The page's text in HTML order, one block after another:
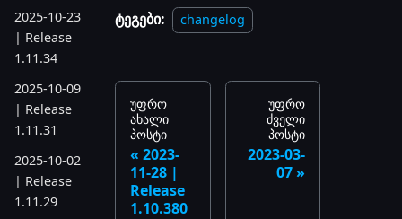
2025-10-23
| Release
1.11.34
2025-10-09
| Release
1.11.31
2025-10-02
| Release
1.11.29
ტეგები: changelog
უფრო
ახალი
პოსტი
2023-
11-28 |
Release
1.10.380
უფრო
ძველი
პოსტი
2023-03-
07